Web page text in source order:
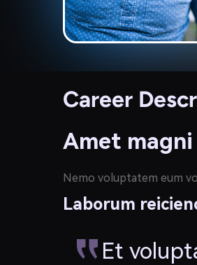
Career
Amet
Nemo voluptatem eum
Laborum
Et